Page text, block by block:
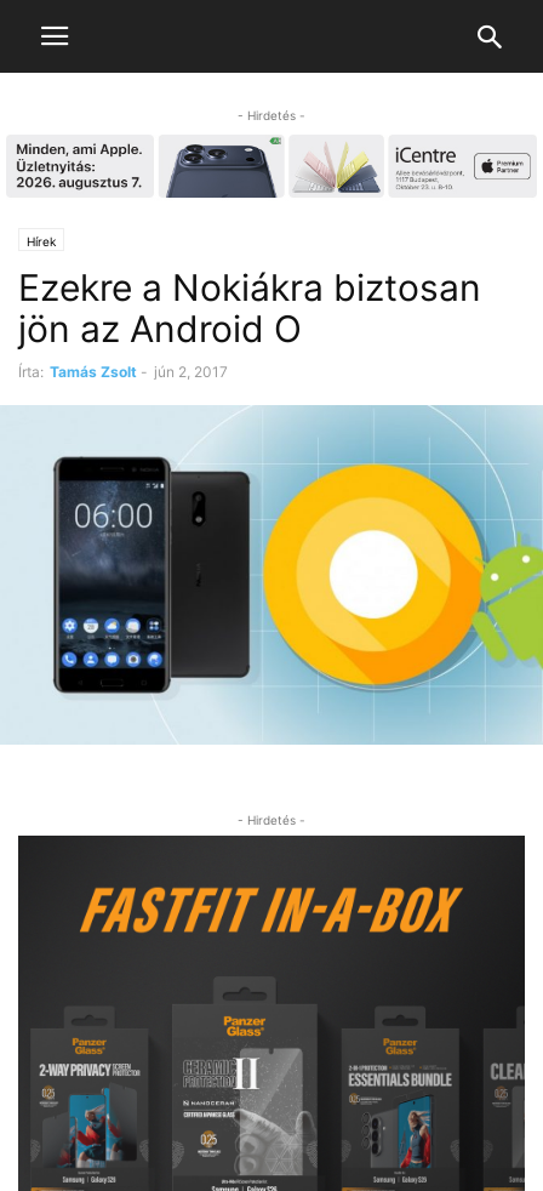
- Hirdetés -
Hírek
Ezekre a Nokiákra biztosan
jön az Android O
Írta: Tamás Zsolt - jún 2, 2017
- Hirdetés -